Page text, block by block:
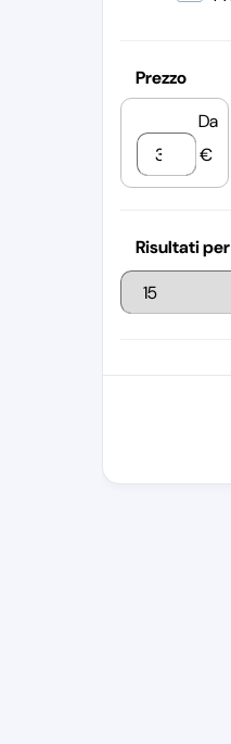
Prezzo
Da
€
Risultati